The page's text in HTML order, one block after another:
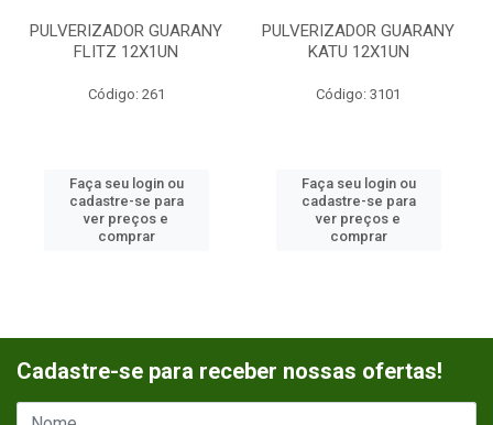
PULVERIZADOR GUARANY
FLITZ 12X1UN
Código: 261
Faça seu login ou
cadastre-se para
ver preços e
comprar
PULVERIZADOR GUARANY
KATU 12X1UN
Código: 3101
Faça seu login ou
cadastre-se para
ver preços e
comprar
Cadastre-se para receber nossas ofertas!